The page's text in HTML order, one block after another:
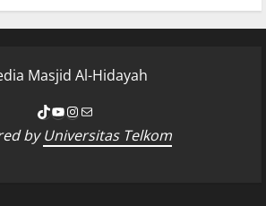
Masjid Al-Hidayah
byUniversitas Telkom